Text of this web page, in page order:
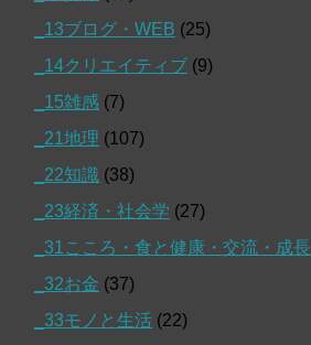
_13ブログ・WEB (25)
_14クリエイティブ (9)
_15雑感 (7)
_21地理 (107)
_22知識 (38)
_23経済・社会学 (27)
_31こころ・食と健康・交流・成長
_32お金 (37)
_33モノと生活 (22)